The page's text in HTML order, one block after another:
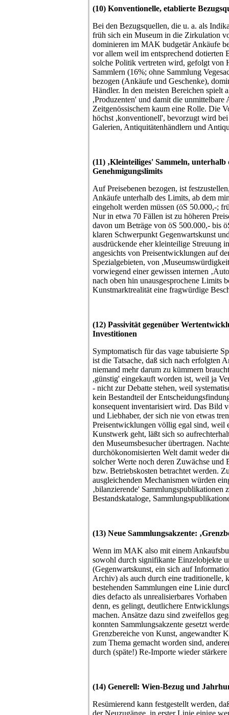
(10) Konventionelle, etablierte
Bei den Bezugsquellen, die u. a. als
früh sich ein Museum in die Zirkulation
dominieren im MAK budgetär Ankäufe
vor allem weil im entsprechend dotierten
solche Politik vertreten wird, gefolgt von
Sammlern (16%; ohne Sammlung
bezogen (Ankäufe und Geschenke),
Händler. In den meisten Bereichen spielt
,Produzenten' und damit die unmittelbare
Zeitgenössischem kaum eine Rolle. Die
höchst ,konventionell', bevorzugt wird
Galerien, Antiquitätenhändlern und
(11) ‚Kleinteiliges' Sammeln, unterhalb
Genehmigungslimits
Auf Preisebenen bezogen, ist
Ankäufe unterhalb des Limits, ab dem
eingeholt werden müssen (öS 50.000,-;
Nur in etwa 70 Fällen ist zu höheren
davon um Beträge von öS 500.000,- bis
klaren Schwerpunkt Gegenwartskunst
ausdrückende eher kleinteilige Streuung
angesichts von Preisentwicklungen auf
Spezialgebieten, von
vorwiegend einer gewissen internen
nach oben hin unausgesprochene Limits
Kunstmarktrealität eine fragwürdige
(12) Passivität gegenüber
Investitionen
Symptomatisch für das vage tabuisierte
ist die Tatsache, daß sich nach erfolgten
niemand mehr darum zu kümmern
,günstig' eingekauft worden ist, weil ja
- nicht zur Debatte stehen, weil
kein Bestandteil der
konsequent inventarisiert wird. Das Bild
und Liebhaber, der sich nie von etwas
Preisentwicklungen völlig egal sind, weil
Kunstwerk geht, läßt sich so
den Museumsbesucher übertragen.
durchökonomisierten Welt damit weder
solcher Werte noch deren Zuwächse und
bzw. Betriebskosten betrachtet werden.
ausgleichenden Mechanismen würden
‚bilanzierende' Sammlungspublikationen
Bestandskataloge,
(13) Neue Sammlungsakzente:
Wenn im MAK also mit einem
sowohl durch signifikante Einzelobjekte
(Gegenwartskunst, ein sich auf
Archiv) als auch durch eine traditionelle,
bestehenden Sammlungen eine Linie
dies defacto als unrealisierbares
denn, es gelingt, deutlichere
machen. Ansätze dazu sind zweifellos
konnten Sammlungsakzente gesetzt
Grenzbereiche von Kunst, angewandter
zum Thema gemacht worden sind,
durch (späte!) Re-Importe wieder
(14) Generell: Wien-Bezug und
Resümierend kann festgestellt werden,
der Neuzugänge, in erster Linie einige